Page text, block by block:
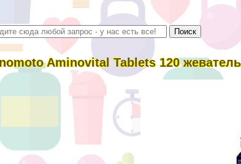
Aminovital Tablets 120